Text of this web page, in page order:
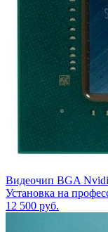
Видеочип BGA
Установка на
12 500 руб.